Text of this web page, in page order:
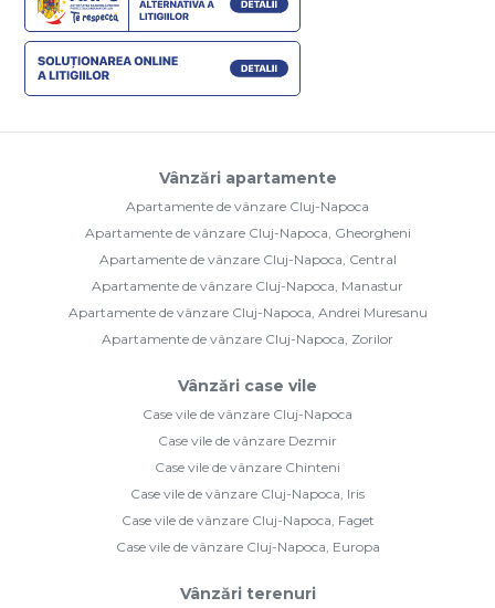
Vânzări apartamente
Apartamente de vânzare Cluj-Napoca
Apartamente de vânzare Cluj-Napoca, Gheorgheni
Apartamente de vânzare Cluj-Napoca, Central
Apartamente de vânzare Cluj-Napoca, Manastur
Apartamente de vânzare Cluj-Napoca, Andrei Muresanu
Apartamente de vânzare Cluj-Napoca, Zorilor
Vânzări case vile
Case vile de vânzare Cluj-Napoca
Case vile de vânzare Dezmir
Case vile de vânzare Chinteni
Case vile de vânzare Cluj-Napoca, Iris
Case vile de vânzare Cluj-Napoca, Faget
Case vile de vânzare Cluj-Napoca, Europa
Vânzări terenuri